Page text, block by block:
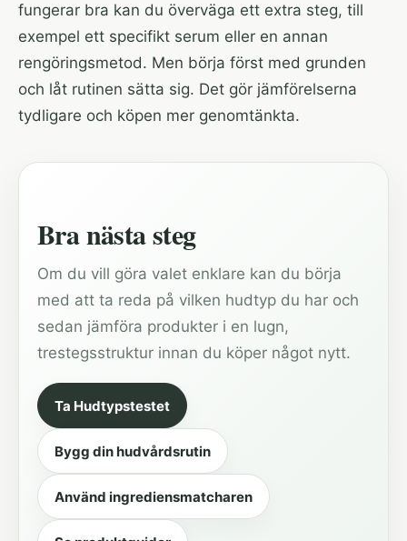
fungerar bra kan du överväga ett extra steg, till
exempel ett specifikt serum eller en annan
rengöringsmetod. Men börja först med grunden
och låt rutinen sätta sig. Det gör jämförelserna
tydligare och köpen mer genomtänkta.
Bra nästa steg
Om du vill göra valet enklare kan du börja
med att ta reda på vilken hudtyp du har och
sedan jämföra produkter i en lugn,
trestegsstruktur innan du köper något nytt.
Ta Hudtypstestet
Bygg din hudvårdsrutin
Använd ingrediensmatcharen